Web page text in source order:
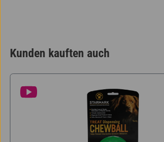
Kunden kauften auch